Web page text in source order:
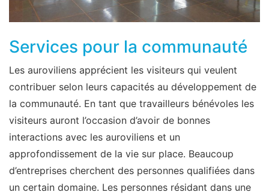
Services pour la communauté
Les auroviliens apprécient les visiteurs qui veulent
contribuer selon leurs capacités au développement de
la communauté. En tant que travailleurs bénévoles les
visiteurs auront l’occasion d’avoir de bonnes
interactions avec les auroviliens et un
approfondissement de la vie sur place. Beaucoup
d’entreprises cherchent des personnes qualifiées dans
un certain domaine. Les personnes résidant dans une